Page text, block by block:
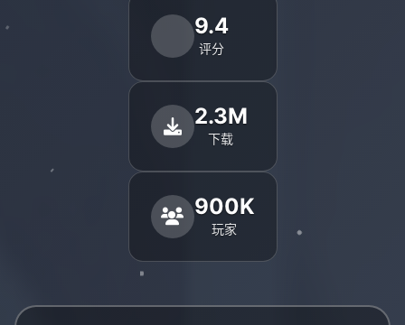
9.4
评分
2.3M
下载
900K
玩家